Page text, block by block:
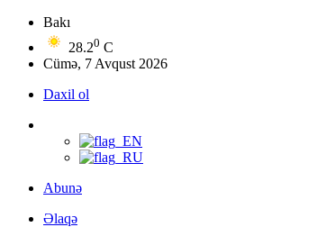
Bakı
28.20 C
Cümə, 7 Avqust 2026
Daxil ol
Abunə
Əlaqə